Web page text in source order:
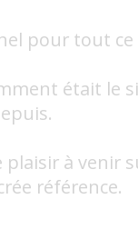
pour tout
était le
à venir
référence.